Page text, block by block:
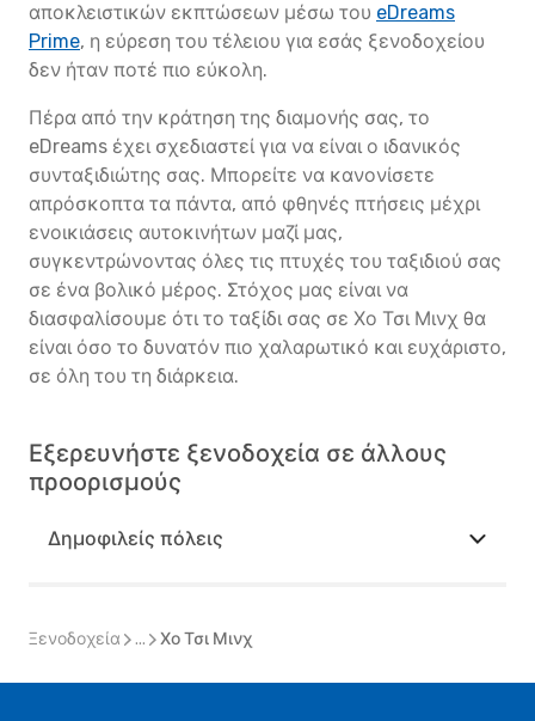
αποκλειστικών εκπτώσεων μέσω του eDreams
Prime, η εύρεση του τέλειου για εσάς ξενοδοχείου
δεν ήταν ποτέ πιο εύκολη.
Πέρα από την κράτηση της διαμονής σας, το
eDreams έχει σχεδιαστεί για να είναι ο ιδανικός
συνταξιδιώτης σας. Μπορείτε να κανονίσετε
απρόσκοπτα τα πάντα, από φθηνές πτήσεις μέχρι
ενοικιάσεις αυτοκινήτων μαζί μας,
συγκεντρώνοντας όλες τις πτυχές του ταξιδιού σας
σε ένα βολικό μέρος. Στόχος μας είναι να
διασφαλίσουμε ότι το ταξίδι σας σε Χο Τσι Μινχ θα
είναι όσο το δυνατόν πιο χαλαρωτικό και ευχάριστο,
σε όλη του τη διάρκεια.
Εξερευνήστε ξενοδοχεία σε άλλους
προορισμούς
Δημοφιλείς πόλεις
Ξενοδοχεία ... Χο Τσι Μινχ